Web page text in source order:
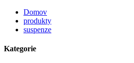
Domov
produkty
suspenze
Kategorie